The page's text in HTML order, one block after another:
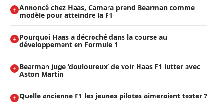
Annoncé chez Haas, Camara prend Bearman comme
modèle pour atteindre la F1
Pourquoi Haas a décroché dans la course au
développement en Formule 1
Bearman juge ’douloureux’ de voir Haas F1 lutter avec
Aston Martin
Quelle ancienne F1 les jeunes pilotes aimeraient tester ?